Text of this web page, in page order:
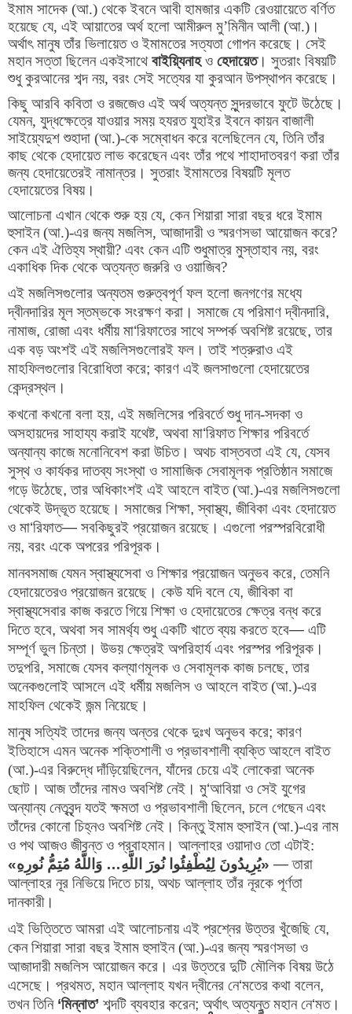
ইমাম সাদেক (আ.) থেকে ইবনে আবী হামজার একটি রেওয়ায়েতে বর্ণিত
হয়েছে যে, এই আয়াতের অর্থ হলো আমীরুল মু’মিনীন আলী (আ.)।
অর্থাৎ মানুষ তাঁর ভিলায়েত ও ইমামতের সত্যতা গোপন করেছে। সেই
মহান সত্তা ছিলেন একইসাথে বাইয়্যিনাহ ও হেদায়েত। সুতরাং বিষয়টি
শুধু কুরআনের শব্দ নয়, বরং সেই সত্যের যা কুরআন উপস্থাপন করেছে।
কিছু আরবি কবিতা ও রজজেও এই অর্থ অত্যন্ত সুন্দরভাবে ফুটে উঠেছে।
যেমন, যুদ্ধক্ষেত্রে যাওয়ার সময় হযরত যুহাইর ইবনে কায়ন বাজালী
সাইয়্যেদুশ শুহাদা (আ.)-কে সম্বোধন করে বলেছিলেন যে, তিনি তাঁর
কাছ থেকে হেদায়েত লাভ করেছেন এবং তাঁর পথে শাহাদাতবরণ করা তাঁর
জন্য হেদায়েতেরই নামান্তর। সুতরাং ইমামতের বিষয়টি মূলত
হেদায়েতের বিষয়।
আলোচনা এখান থেকে শুরু হয় যে, কেন শিয়ারা সারা বছর ধরে ইমাম
হুসাইন (আ.)-এর জন্য মজলিস, আজাদারী ও স্মরণসভা আয়োজন করে?
কেন এই ঐতিহ্য স্থায়ী? এবং কেন এটি শুধুমাত্র মুস্তাহাব নয়, বরং
একাধিক দিক থেকে অত্যন্ত জরুরি ও ওয়াজিব?
এই মজলিসগুলোর অন্যতম গুরুত্বপূর্ণ ফল হলো জনগণের মধ্যে
দ্বীনদারির মূল স্তম্ভকে সংরক্ষণ করা। সমাজে যে পরিমাণ দ্বীনদারি,
নামাজ, রোজা এবং ধর্মীয় মা‘রিফাতের সাথে সম্পর্ক অবশিষ্ট রয়েছে,তার
এক বড় অংশই এই মজলিসগুলোরই ফল। তাই শত্রুরাও এই
মাহফিলগুলোর বিরোধিতা করে; কারণ এই জলসাগুলো হেদায়েতের
কেন্দ্রস্থল।
কখনো কখনো বলা হয়, এই মজলিসের পরিবর্তে শুধু দান-সদকা ও
অসহায়দের সাহায্য করাই যথেষ্ট, অথবা মা‘রিফাত শিক্ষার পরিবর্তে
অন্যান্য কাজে মনোনিবেশ করা উচিত। অথচ বাস্তবতা এই যে, যেসব
সুস্থ ও কার্যকর দাতব্য সংস্থা ও সামাজিক সেবামূলক প্রতিষ্ঠান সমাজে
গড়ে উঠেছে, তার অধিকাংশই এই আহলে বাইত (আ.)-এর মজলিসগুলো
থেকেই উদ্ভূত হয়েছে। সমাজের শিক্ষা, স্বাস্থ্য, জীবিকা এবং হেদায়েত
ও মা‘রিফাত— সবকিছুরই প্রয়োজন রয়েছে। এগুলো পরস্পরবিরোধী
নয়, বরং একে অপরের পরিপূরক।
মানবসমাজ যেমন স্বাস্থ্যসেবা ও শিক্ষার প্রয়োজন অনুভব করে, তেমনি
হেদায়েতেরও প্রয়োজন রয়েছে। কেউ যদি বলে যে, জীবিকা বা
স্বাস্থ্যসেবার কাজ করতে গিয়ে শিক্ষা ও হেদায়েতের ক্ষেত্র বন্ধ করে
দিতে হবে, অথবা সব সামর্থ্য শুধু একটি খাতে ব্যয় করতে হবে— এটি
সম্পূর্ণ ভুল চিন্তা। উভয় ক্ষেত্রই অপরিহার্য এবং পরস্পর পরিপূরক।
তদুপরি, সমাজে যেসব কল্যাণমূলক ও সেবামূলক কাজ চলছে, তার
অনেকগুলোই আসলে এই ধর্মীয় মজলিস ও আহলে বাইত (আ.)-এর
মাহফিল থেকেই জন্ম নিয়েছে।
মানুষ সত্যিই তাদের জন্য অন্তর থেকে দুঃখ অনুভব করে; কারণ
ইতিহাসে এমন অনেক শক্তিশালী ও প্রভাবশালী ব্যক্তি আহলে বাইত
(আ.)-এর বিরুদ্ধে দাঁড়িয়েছিলেন, যাঁদের চেয়ে এই লোকেরা অনেক
ছোট। আজ তাঁদের নামও অবশিষ্ট নেই। মু‘আবিয়া ও সেই যুগের
অন্যান্য নেতৃবৃন্দ যতই ক্ষমতা ও প্রভাবশালী ছিলেন, চলে গেছেন এবং
তাঁদের কোনো চিহ্নও অবশিষ্ট নেই। কিন্তু ইমাম হুসাইন (আ.)-এর নাম
ও পথ আজও জীবন্ত ও প্রবাহমান। আল্লাহর ওয়াদাও তো এটাই:
«يُرِيدُونَ لِيُطْفِئُوا نُورَ اللَّهِ… وَاللَّهُ مُتِمُّ نُورِهِ» — তারা
আল্লাহর নূর নিভিয়ে দিতে চায়, অথচ আল্লাহ তাঁর নূরকে পূর্ণতা
দানকারী।
এই ভিত্তিতে আমরা এই আলোচনায় এই প্রশ্নের উত্তর খুঁজেছি যে
কেন শিয়ারা সারা বছর ইমাম হুসাইন (আ.)-এর জন্য স্মরণসভা ও
আজাদারী মজলিস আয়োজন করে। এর উত্তরে দুটি মৌলিক বিষয় উঠে
এসেছে। প্রথমত, মহান আল্লাহ যখন দ্বীনের নে‘মতের কথা বলেন
তখন তিনি ‘মিন্নাত’ শব্দটি ব্যবহার করেন; অর্থাৎ অত্যন্ত মহান নে‘মত।